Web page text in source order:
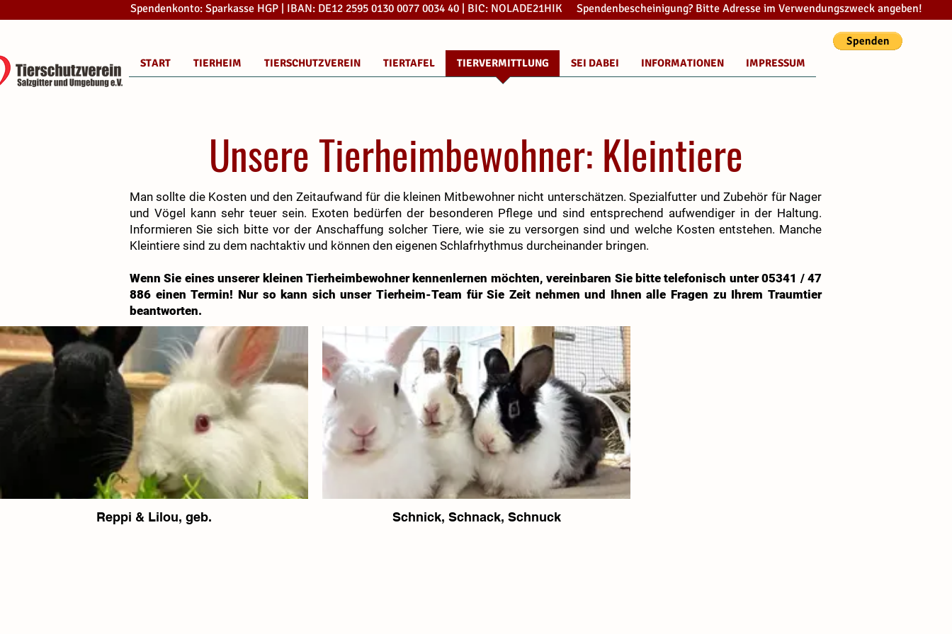
Spendenkonto: Sparkasse HGP | IBAN: DE12 2595 0130 0077 0034 40 | BIC: NOLADE21HIK Spendenbescheinigung? Bitte Adresse im Verwendungszweck angeben!
START TIERHEIM TIERSCHUTZVEREIN TIERTAFEL TIERVERMITTLUNG SEI DABEI INFORMATIONEN IMPRESSUM
Unsere Tierheimbewohner: Kleintiere
Man sollte die Kosten und den Zeitaufwand für die kleinen Mitbewohner nicht unterschätzen. Spezialfutter und Zubehör für Nager
und Vögel kann sehr teuer sein. Exoten bedürfen der besonderen Pflege und sind entsprechend aufwendiger in der Haltung.
Informieren Sie sich bitte vor der Anschaffung solcher Tiere, wie sie zu versorgen sind und welche Kosten entstehen. Manche
Kleintiere sind zu dem nachtaktiv und können den eigenen Schlafrhythmus durcheinander bringen.
Wenn Sie eines unserer kleinen Tierheimbewohner kennenlernen möchten, vereinbaren Sie bitte telefonisch unter 05341 / 47
886 einen Termin! Nur so kann sich unser Tierheim-Team für Sie Zeit nehmen und Ihnen alle Fragen zu Ihrem Traumtier
beantworten.
Reppi & Lilou, geb. Schnick, Schnack, Schnuck